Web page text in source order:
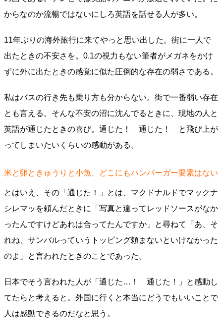
からなのか流暢ではないにしろ英語を話せる人が多い。
11年ぶりの海外旅行に来てやっと思い出した。街に一人で
出たときの不安さを。0.1の視力もない筆者がメガネをかけ
ずに外に出たときの感覚に似た圧倒的な存在の弱さである。
私はバスの行き先も乗り方も分からない。街で一番弱い存在
とも言える。そんな不安の沼に沈んでるときに、現地の人と
英語が通じたときの喜び。通じた！ 通じた！ と飛び上が
ってしまいたいくらいの感動がある。
米と卵ときゅうりと小魚、どこにもハンバーガー要素はない
とはいえ、その「通じた！」とは、マクドナルドでマックナ
シレマッを頼んだときに「写真と違ってレッドソースがなか
ったんですけどあれは合ってたんですか」と尋ねて「あ、そ
れね、サンバルっていうトッピング頼まないといけなかった
のよ」と言われたときのことであった。
日本でそう言われた人が「通じた…！ 通じた！」と感動し
てたらと考えると。外国に行くと本当にどうでもいいことで
人は感動できるのだなと思う。